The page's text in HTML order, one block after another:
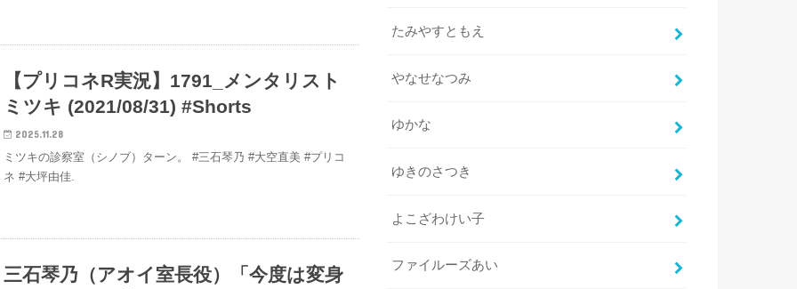
【プリコネR実況】1791_メンタリスト
ミツキ (2021/08/31) #Shorts
2025.11.28
ミツキの診察室（シノブ）ターン。 #三石琴乃 #大空直美 #プリコ
ネ #大坪由佳.
三石琴乃（アオイ室長役）「今度は変身
たみやすともえ
やなせなつみ
ゆかな
ゆきのさつき
よこざわけい子
ファイルーズあい